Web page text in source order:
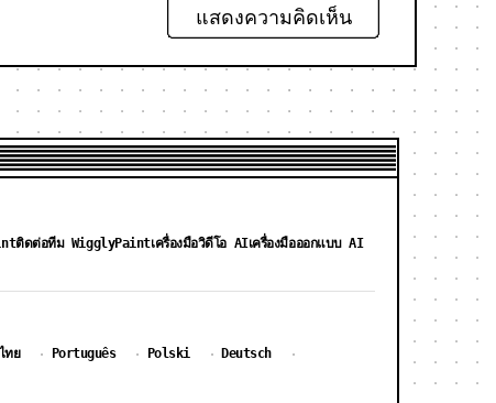
แสดงความคิดเห็น
ติดต่อทีม WigglyPaintเครื่องมือวิดีโอ AIเครื่องมือออกแบบ AI
ทย · Português · Polski · Deutsch ·